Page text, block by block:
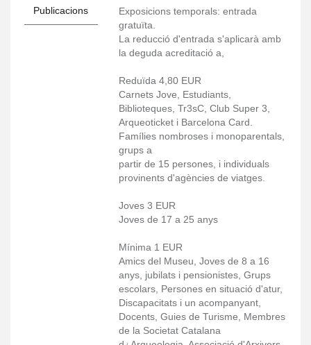
Publicacions
Exposicions temporals: entrada
gratuïta.
La reducció d'entrada s'aplicarà amb
la deguda acreditació a,
Reduïda 4,80 EUR
Carnets Jove, Estudiants,
Biblioteques, Tr3sC, Club Super 3,
Arqueoticket i Barcelona Card.
Famílies nombroses i monoparentals,
grups a
partir de 15 persones, i individuals
provinents d'agències de viatges.
Joves 3 EUR
Joves de 17 a 25 anys
Mínima 1 EUR
Amics del Museu, Joves de 8 a 16
anys, jubilats i pensionistes, Grups
escolars, Persones en situació d'atur,
Discapacitats i un acompanyant,
Docents, Guies de Turisme, Membres
de la Societat Catalana